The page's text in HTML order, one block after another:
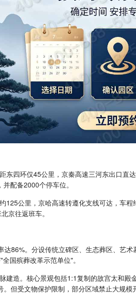
东四环仅45公里，京秦高速三河东出口
配备2000个停车位。
125公里，京哈高速转遵化支线可达，车
京往返班车。
86%。分设传统立碑区、生态葬区、艺
国殡葬改革示范单位"。
建造。核心景观包括1:1复制的故宫太和
但受文物保护限制，部分区域禁止大规模